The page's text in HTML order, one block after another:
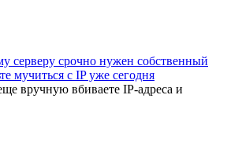
серверу срочно нужен собственный
мучиться с IP уже сегодня
вручную вбиваете IP-адреса и